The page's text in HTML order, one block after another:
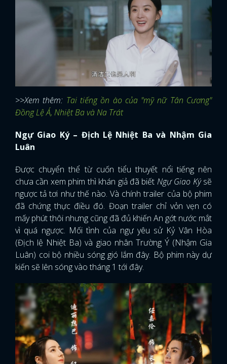
>>Xem thêm: Tai tiếng ồn ào của "mỹ nữ Tân Cương"
Đồng Lệ Á, Nhiệt Ba và Na Trát
Ngự Giao Ký – Địch Lệ Nhiệt Ba và Nhậm Gia
Luân
Được chuyển thể từ cuốn tiểu thuyết nổi tiếng nên
chưa cần xem phim thì khán giả đã biết Ngự Giao Kýsẽ
ngược tả tơi như thế nào. Và chính trailer của bộ phim
đã chứng thực điều đó. Đoạn trailer chỉ vỏn vẹn có
mấy phút thôi nhưng cũng đã đủ khiến An gớt nước mắt
vì quá ngược. Mối tình của ngự yêu sử Kỷ Vân Hòa
(Địch lệ Nhiệt Ba) và giao nhân Trường Ý (Nhậm Gia
Luân) coi bộ nhiều sóng gió lắm đây. Bộ phim này dự
kiến sẽ lên sóng vào tháng 1 tới đây.